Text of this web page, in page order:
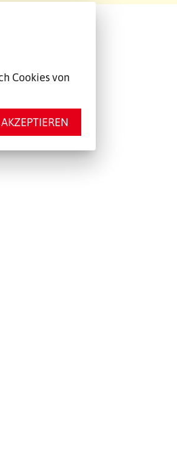
Cookies von
AKZEPTIEREN